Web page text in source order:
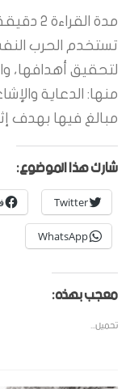
مدة القراءة 2
تستخدم الحرب
لتحقيق أهدافها،
منها: الدعاية
مبالغ فيها بهدف
شارك هذا الموضوع:
Twitter
WhatsApp
معجب بهذه:
تحميل...